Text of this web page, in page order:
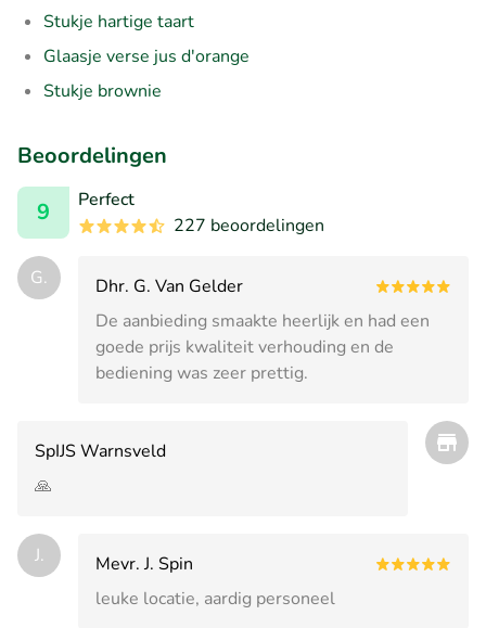
Stukje hartige taart
Glaasje verse jus d'orange
Stukje brownie
Beoordelingen
9
Perfect
227 beoordelingen
G.
Dhr. G. Van Gelder
De aanbieding smaakte heerlijk en had een
goede prijs kwaliteit verhouding en de
bediening was zeer prettig.
SpIJS Warnsveld
🙏
J.
Mevr. J. Spin
leuke locatie, aardig personeel